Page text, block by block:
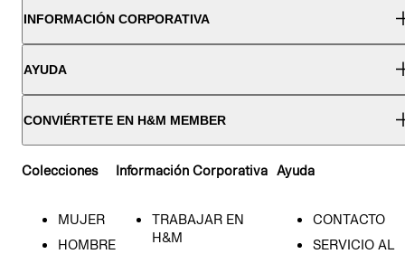
INFORMACIÓN CORPORATIVA
AYUDA
CONVIÉRTETE EN H&M MEMBER
Colecciones
MUJER
HOMBRE
Información Corporativa
TRABAJAR EN
H&M
Ayuda
CONTACTO
SERVICIO AL